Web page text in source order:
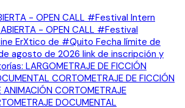
- OPEN CALL #Festival Intern